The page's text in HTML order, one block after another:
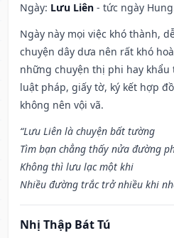
Ngày: Lưu Liên - tức ngày
Ngày này mọi việc khó thành,
chuyện dây dưa nên rất khó
những chuyện thị phi hay khẩu
luật pháp, giấy tờ, ký kết hợp
không nên vội vã.
“Lưu Liên là chuyện bất tường
Tìm bạn chẳng thấy nửa đường
Không thì lưu lạc một khi
Nhiều đường trắc trở nhiều khi
Nhị Thập Bát Tú